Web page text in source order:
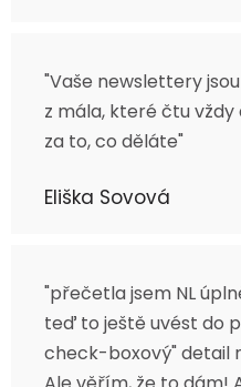
"Vaše newslettery
z mála, které čtu
za to, co děláte"
Eliška Sovová
"přečetla jsem NL
teď to ještě uvést do
check-boxový" detail